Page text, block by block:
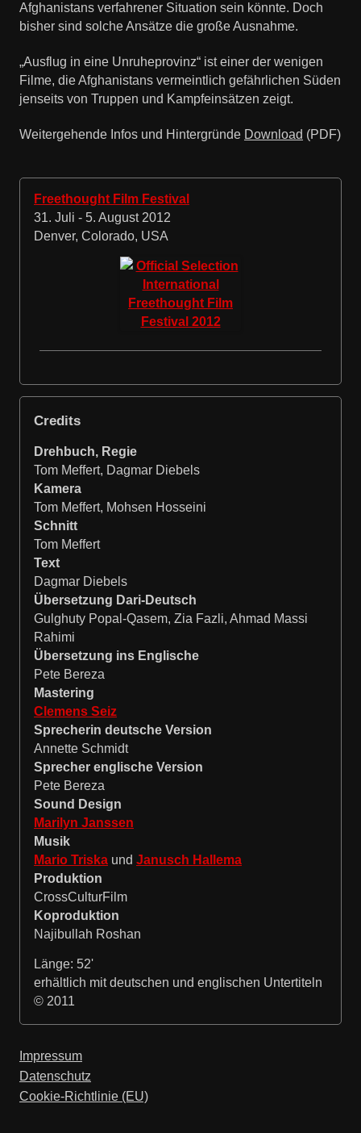
Afghanistans verfahrener Situation sein könnte. Doch
bisher sind solche Ansätze die große Ausnahme.
„Ausflug in eine Unruheprovinz“ ist einer der wenigen
Filme, die Afghanistans vermeintlich gefährlichen Süden
jenseits von Truppen und Kampfeinsätzen zeigt.
Weitergehende Infos und Hintergründe Download (PDF)
Freethought Film Festival
31. Juli - 5. August 2012
Denver, Colorado, USA
Credits
Drehbuch, Regie
Tom Meffert, Dagmar Diebels
Kamera
Tom Meffert, Mohsen Hosseini
Schnitt
Tom Meffert
Text
Dagmar Diebels
Übersetzung Dari-Deutsch
Gulghuty Popal-Qasem, Zia Fazli, Ahmad Massi
Rahimi
Übersetzung ins Englische
Pete Bereza
Mastering
Clemens Seiz
Sprecherin deutsche Version
Annette Schmidt
Sprecher englische Version
Pete Bereza
Sound Design
Marilyn Janssen
Musik
Mario Triska und Janusch Hallema
Produktion
CrossCulturFilm
Koproduktion
Najibullah Roshan
Länge: 52'
erhältlich mit deutschen und englischen Untertiteln
© 2011
Impressum
Datenschutz
Cookie-Richtlinie (EU)